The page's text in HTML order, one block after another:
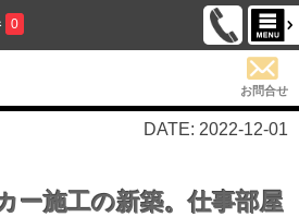
0
お問合せ
DATE: 2022-12-01
ー施工の新築。仕事部屋